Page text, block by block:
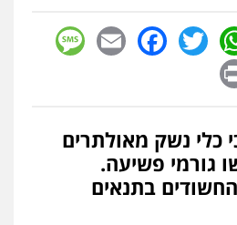
– חברת עו"ד
עורכי דין לענייני אסירים
משרד עורכי דין
WhatsApp
Twitter
Facebook
Email
כלי נשק מאולתרים
גורמי פשיעה.
בתנאים